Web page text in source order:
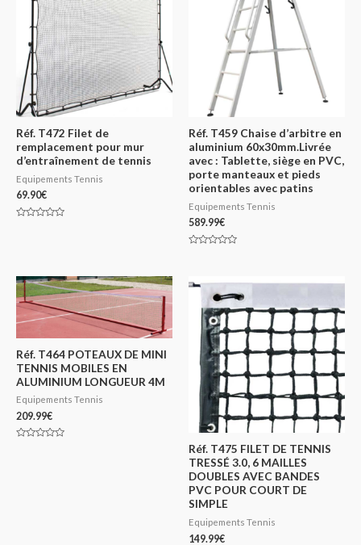
Réf. T472 Filet de
remplacement pour mur
d’entraînement de tennis
Equipements Tennis
69.90€
Réf. T459 Chaise d’arbitre en
aluminium 60x30mm.Livrée
avec : Tablette, siège en PVC,
porte manteaux et pieds
orientables avec patins
Equipements Tennis
589.99€
Réf. T464 POTEAUX DE MINI
TENNIS MOBILES EN
ALUMINIUM LONGUEUR 4M
Equipements Tennis
209.99€
Réf. T475 FILET DE TENNIS
TRESSÉ 3.0, 6 MAILLES
DOUBLES AVEC BANDES
PVC POUR COURT DE
SIMPLE
Equipements Tennis
149.99€